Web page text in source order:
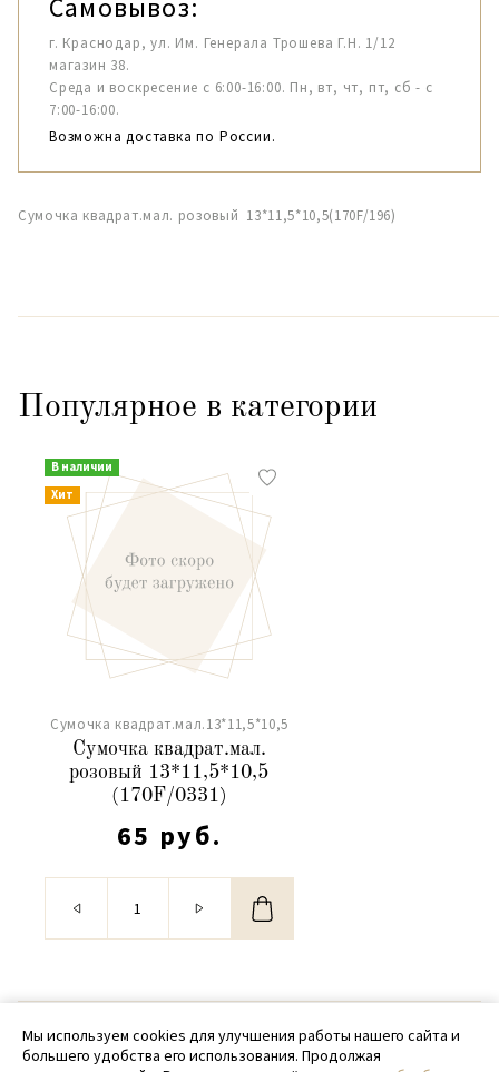
Самовывоз:
г. Краснодар, ул. Им. Генерала Трошева Г.Н. 1/12
магазин 38.
Среда и воскресение с 6:00-16:00. Пн, вт, чт, пт, сб - с
7:00-16:00.
Возможна доставка по России.
Сумочка квадрат.мал. розовый 13*11,5*10,5(170F/196)
Популярное в категории
В наличии
Хит
Сумочка квадрат.мал.13*11,5*10,5
Сумочка квадрат.мал.
розовый 13*11,5*10,5
(170F/0331)
65 руб.
© 2020 - 2026 SamPack
Мы используем cookies для улучшения работы нашего сайта и
большего удобства его использования. Продолжая